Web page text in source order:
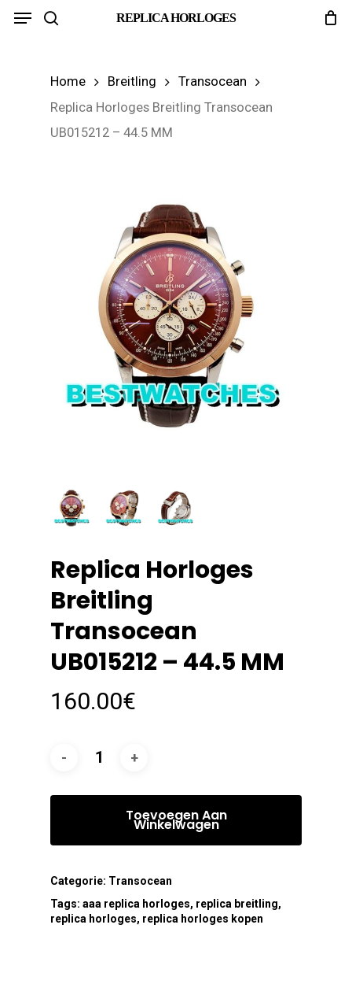
Skip
REPLICA HORLOGES
Menu
Home Breitling
Transocean
Replica Horloges Breitling Transocean
UB015212 – 44.5 MM
Replica Horloges
Breitling
Transocean
UB015212 – 44.5 MM
160.00€
Toevoegen Aan
Winkelwagen
Categorie: Transocean
Tags: aaa replica horloges, replica breitling,
replica horloges, replica horloges kopen